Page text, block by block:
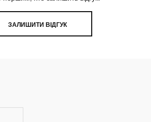
ЗАЛИШИТИ ВІДГУК